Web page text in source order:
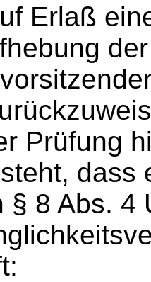
Erlaß
Prüfung
dass
§ 8 Abs. 4